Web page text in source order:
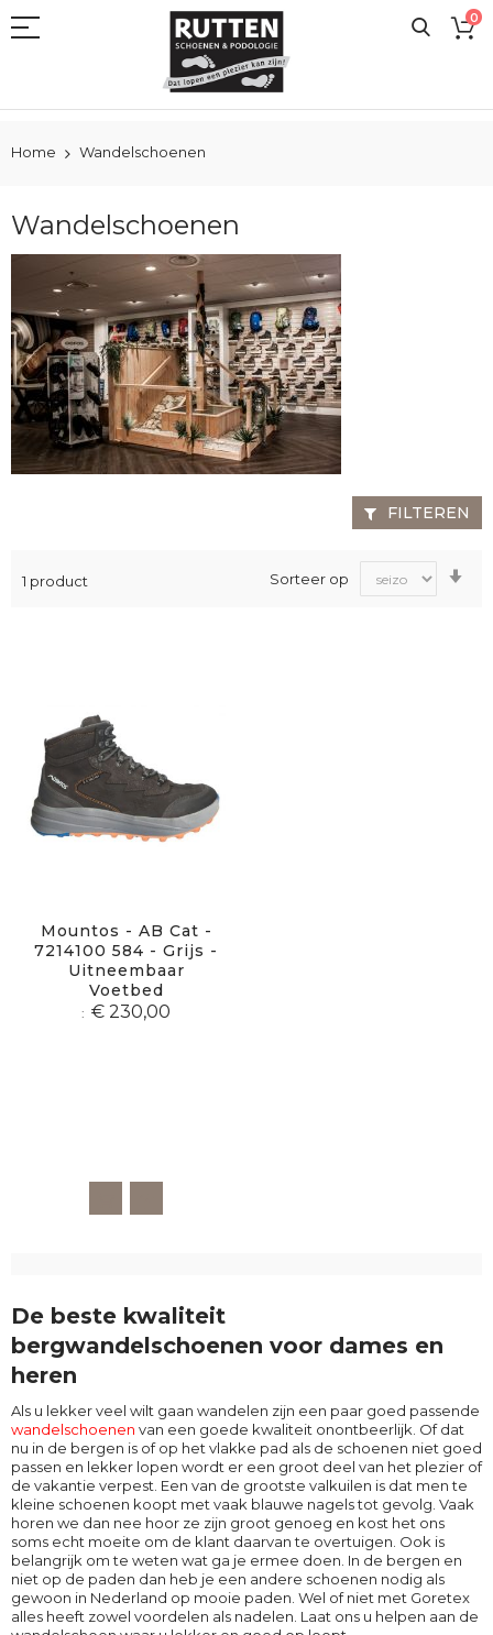
naar
0
Home Wandelschoenen
Wandelschoenen
1 product Sorteer op
Mountos - AB Cat -
7214100 584 - Grijs -
Uitneembaar
Voetbed
€ 230,00
De beste kwaliteit
bergwandelschoenen voor dames en
heren
Als u lekker veel wilt gaan wandelen zijn een paar goed passende
wandelschoenen van een goede kwaliteit onontbeerlijk. Of dat
nu in de bergen is of op het vlakke pad als de schoenen niet goed
passen en lekker lopen wordt er een groot deel van het plezier of
de vakantie verpest. Een van de grootste valkuilen is dat men te
kleine schoenen koopt met vaak blauwe nagels tot gevolg. Vaak
horen we dan nee hoor ze zijn groot genoeg en kost het ons
soms echt moeite om de klant daarvan te overtuigen. Ook is
belangrijk om te weten wat ga je ermee doen. In de bergen en
niet op de paden dan heb je een andere schoenen nodig als
gewoon in Nederland op mooie paden. Wel of niet met Goretex
alles heeft zowel voordelen als nadelen. Laat ons u helpen aan de
FILTEREN